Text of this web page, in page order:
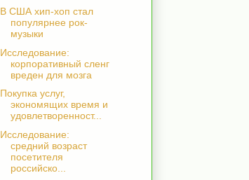
В США хип-хоп стал
популярнее рок-
музыки
Исследование:
корпоративный сленг
вреден для мозга
Покупка услуг,
экономящих время и
удовлетворенност...
Исследование:
средний возраст
посетителя
российско...